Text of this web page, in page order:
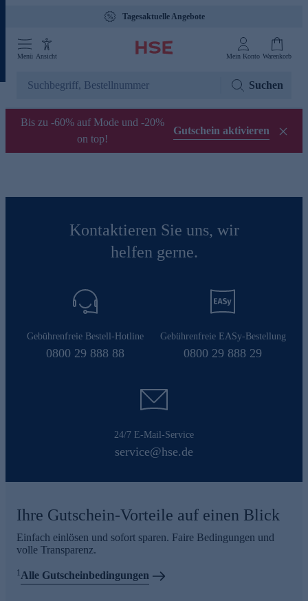
Tagesaktuelle Angebote
Menü Ansicht Mein Konto Warenkorb
Suchen
Bis zu -60% auf Mode und -20%
on top!
Gutschein aktivieren
Kontaktieren Sie uns, wir
helfen gerne.
Gebührenfreie Bestell-Hotline
0800 29 888 88
Gebührenfreie EASy-Bestellung
0800 29 888 29
24/7 E-Mail-Service
service@hse.de
Ihre Gutschein-Vorteile auf einen Blick
Einfach einlösen und sofort sparen. Faire Bedingungen und
volle Transparenz.
1Alle Gutscheinbedingungen